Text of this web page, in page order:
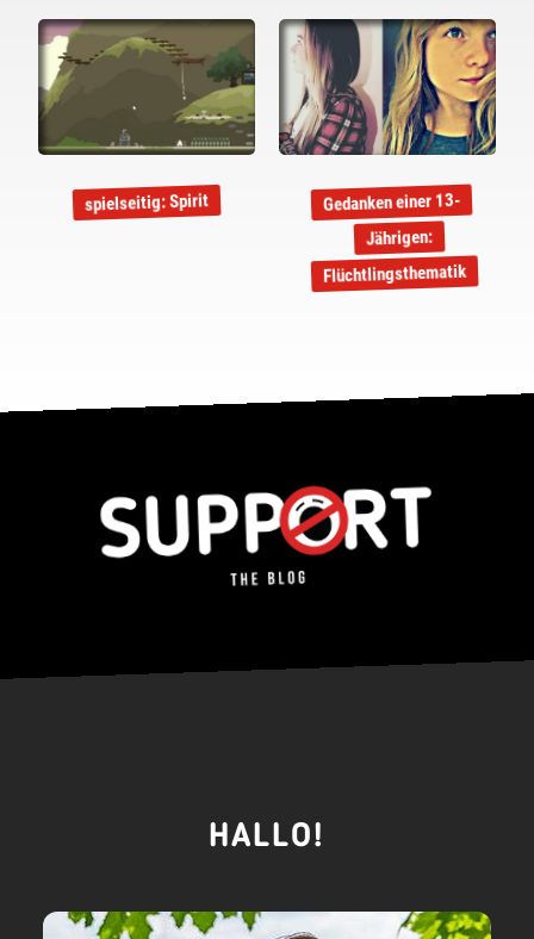
spielseitig: Spirit Gedanken einer 13-
Jährigen:
Flüchtlingsthematik
HALLO!